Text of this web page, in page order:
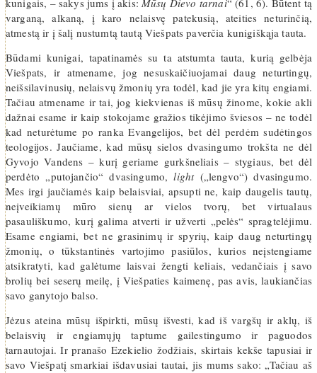
kunigais, – sakys jums į akis:Mūsų Dievo tarnai“ (61, 6). Būtent tą
varganą, alkaną, į karo nelaisvę patekusią, ateities neturinčią,
atmestą ir į šalį nustumtą tautą Viešpats paverčia kunigiškąja tauta.
Būdami kunigai, tapatinamės su ta atstumta tauta, kurią gelbėja
Viešpats, ir atmename, jog nesuskaičiuojamai daug neturtingų,
neišsilavinusių, nelaisvų žmonių yra todėl, kad jie yra kitų engiami.
Tačiau atmename ir tai, jog kiekvienas iš mūsų žinome, kokie akli
dažnai esame ir kaip stokojame gražios tikėjimo šviesos – ne todėl
kad neturėtume po ranka Evangelijos, bet dėl perdėm sudėtingos
teologijos. Jaučiame, kad mūsų sielos dvasingumo trokšta ne dėl
Gyvojo Vandens – kurį geriame gurkšneliais – stygiaus, bet dėl
perdėto „putojančio“ dvasingumo,light(„lengvo“) dvasingumo.
Mes irgi jaučiamės kaip belaisviai, apsupti ne, kaip daugelis tautų,
neįveikiamų mūro sienų ar vielos tvorų, bet virtualaus
pasauliškumo, kurį galima atverti ir užverti „pelės“ spragtelėjimu.
Esame engiami, bet ne grasinimų ir spyrių, kaip daug neturtingų
žmonių, o tūkstantinės vartojimo pasiūlos, kurios neįstengiame
atsikratyti, kad galėtume laisvai žengti keliais, vedančiais į savo
brolių bei seserų meilę, į Viešpaties kaimenę, pas avis, laukiančias
savo ganytojo balso.
Jėzus ateina mūsų išpirkti, mūsų išvesti, kad iš vargšų ir aklų, iš
belaisvių ir engiamųjų taptume gailestingumo ir paguodos
tarnautojai. Ir pranašo Ezekielio žodžiais, skirtais kekše tapusiai ir
savo Viešpatį smarkiai išdavusiai tautai, jis mums sako: „Tačiau aš